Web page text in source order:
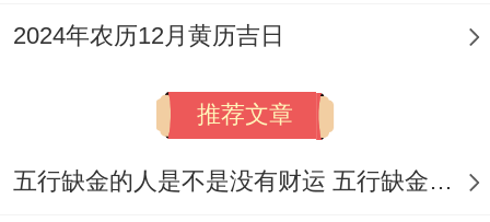
格局。如十二月十八日（丙寅日）五行炉中
火，同年命天河水发展成相生关系，利于商
在这事儿挺有意思的柱与年柱、月柱得和谐
2024年农历12月黄历吉日
推荐文章
五行缺金的人是不是没有财运 五行缺金的人命运好不好